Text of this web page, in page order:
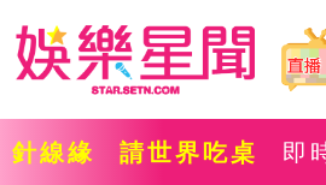
針線緣 請世界吃桌 即